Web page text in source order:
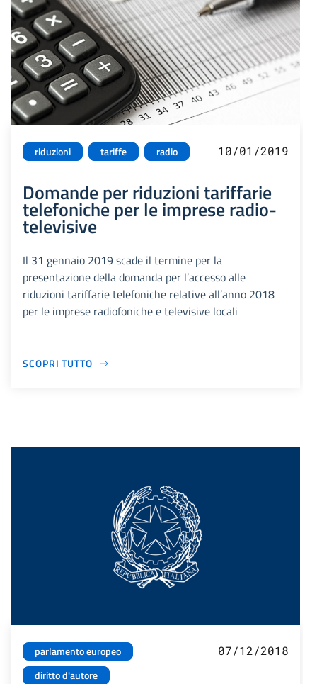
riduzioni tariffe radio 10/01/2019
Domande per riduzioni tariffarie
telefoniche per le imprese radio-
televisive
Il 31 gennaio 2019 scade il termine per la
presentazione della domanda per l’accesso alle
riduzioni tariffarie telefoniche relative all’anno 2018
per le imprese radiofoniche e televisive locali
SCOPRI TUTTO
parlamento europeo
diritto d'autore
07/12/2018